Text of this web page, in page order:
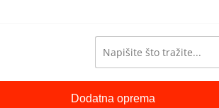
Dodatna oprema